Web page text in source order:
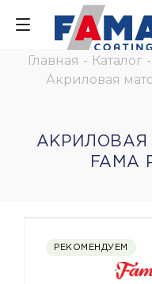
Главная - Каталог -
Акриловая
АКРИЛОВАЯ
FAMA
РЕКОМЕНДУЕМ